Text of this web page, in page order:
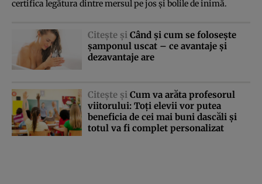
certifica legătura dintre mersul pe jos şi bolile de inimă.
Citeşte şi Când şi cum se foloseşte
şamponul uscat – ce avantaje şi
dezavantaje are
Citeşte şi Cum va arăta profesorul
viitorului: Toţi elevii vor putea
beneficia de cei mai buni dascăli şi
totul va fi complet personalizat